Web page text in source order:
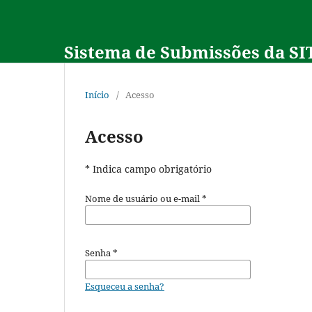
Sistema de Submissões da
Início / Acesso
Acesso
* Indica campo obrigatório
Nome de usuário ou e-mail*
Senha*
Esqueceu a senha?